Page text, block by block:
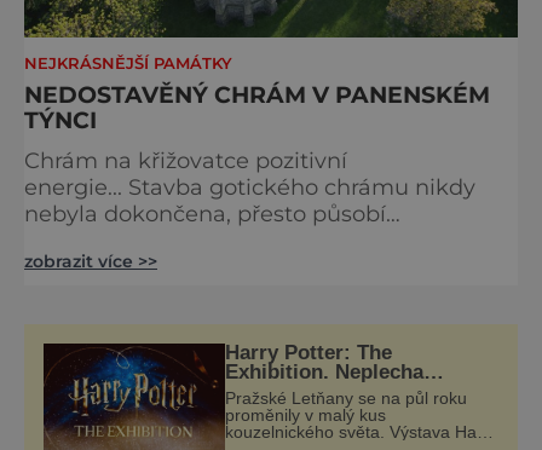
NEJKRÁSNĚJŠÍ PAMÁTKY
NEDOSTAVĚNÝ CHRÁM V PANENSKÉM
TÝNCI
Chrám na křižovatce pozitivní
energie... Stavba gotického chrámu nikdy
nebyla dokončena, přesto působí
památkám. A navíc stojí na místě, které svou
v Panenském Týnci vybudovat gotický
chrám, rozhodně netušil, že jeho stavba
zůstane navěky nedokončena. Nejprve na
místě
zobrazit více >>
Harry Potter: The
Exhibition. Neplecha
zahájena…
Pražské Letňany se na půl roku
proměnily v malý kus
kouzelnického světa. Výstava Harry